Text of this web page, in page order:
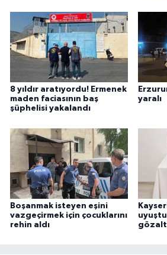
8 yıldır aratıyordu! Ermenek
maden faciasının baş
şüphelisi yakalandı
yaralı
Boşanmak isteyen eşini
vazgeçirmek için çocuklarını
rehin aldı